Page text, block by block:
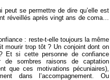
peut se permettre de dire qu’elle est
réveillés après vingt ans de coma…
: reste-t-elle toujours la même
mourir trop tôt ? Un conjoint dont on
Et si cette personne de confiance
sombres raisons de captation
que ces motivations pécuniaires),
dans l’accompagnement. Ou